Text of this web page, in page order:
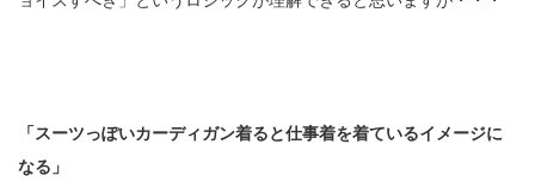
「スーツっぽいカーディガン着ると仕事着を着ているイメージに
なる」